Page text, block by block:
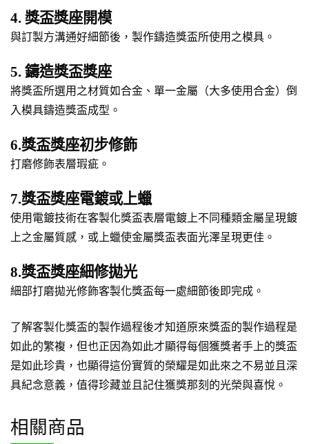
4. 獎盃獎座開模
與訂製方溝通好細節後，製作鑄造獎盃所使用之模具。
5. 鑄造獎盃獎座
將獎盃所選用之材質如合金、單一金屬（大多使用合金）倒
入模具鑄造獎盃成型。
6.獎盃獎座初步修飾
打磨修飾表層瑕疵。
7.獎盃獎座電鍍或上蠟
使用電鍍技術在客製化獎盃表層電鍍上不同種類金屬呈現鍍
上之金屬質感，或上蠟使金屬獎盃表面光澤呈現更佳。
8.獎盃獎座細修拋光
細部打磨拋光修飾客製化獎盃每一處細節後即完成。
了解客製化獎盃的製作過程後才知道原來獎盃的製作過程是
如此的繁複，但也正因為如此才顯得每個獲獎者手上的獎盃
是如此珍貴，也顯得這份實質的榮耀是如此來之不易並且深
具紀念意義，值得珍藏並且記住獲獎那刻的光榮與喜悅。
相關商品